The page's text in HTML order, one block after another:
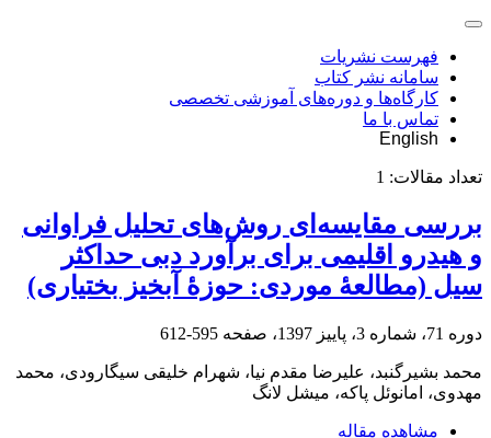
فهرست نشریات
سامانه نشر کتاب
کارگاه‌ها و دوره‌های آموزشی تخصصی
تماس با ما
English
تعداد مقالات: 1
بررسی مقایسه‌ای روش‌های تحلیل فراوانی
و هیدرو اقلیمی برای برآورد دبی حداکثر
سیل (مطالعۀ موردی: حوزۀ آبخیز بختیاری)
دوره 71، شماره 3، پاییز 1397، صفحه 595-612
محمد بشیرگنبد، علیرضا مقدم نیا، شهرام خلیقی سیگارودی، محمد
مهدوی، امانوئل پاکه، میشل لانگ
مشاهده مقاله